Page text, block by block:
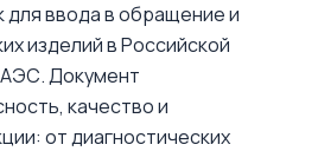
для ввода в обращение и
изделий в Российской
Документ
качество и
от диагностических